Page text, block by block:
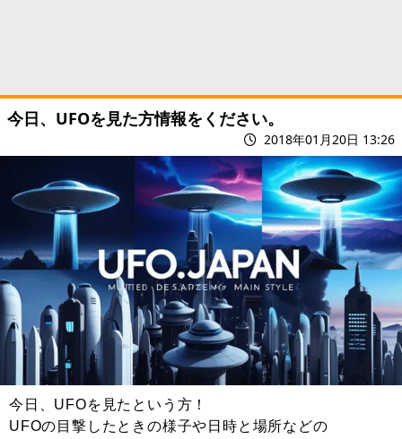
今日、UFOを見た方情報をください。
2018年01月20日 13:26
今日、UFOを見たという方！
UFOの目撃したときの様子や日時と場所などの